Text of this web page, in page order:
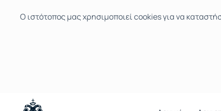
Ο ιστότοπoς μας χρησιμοποιεί cookies για να